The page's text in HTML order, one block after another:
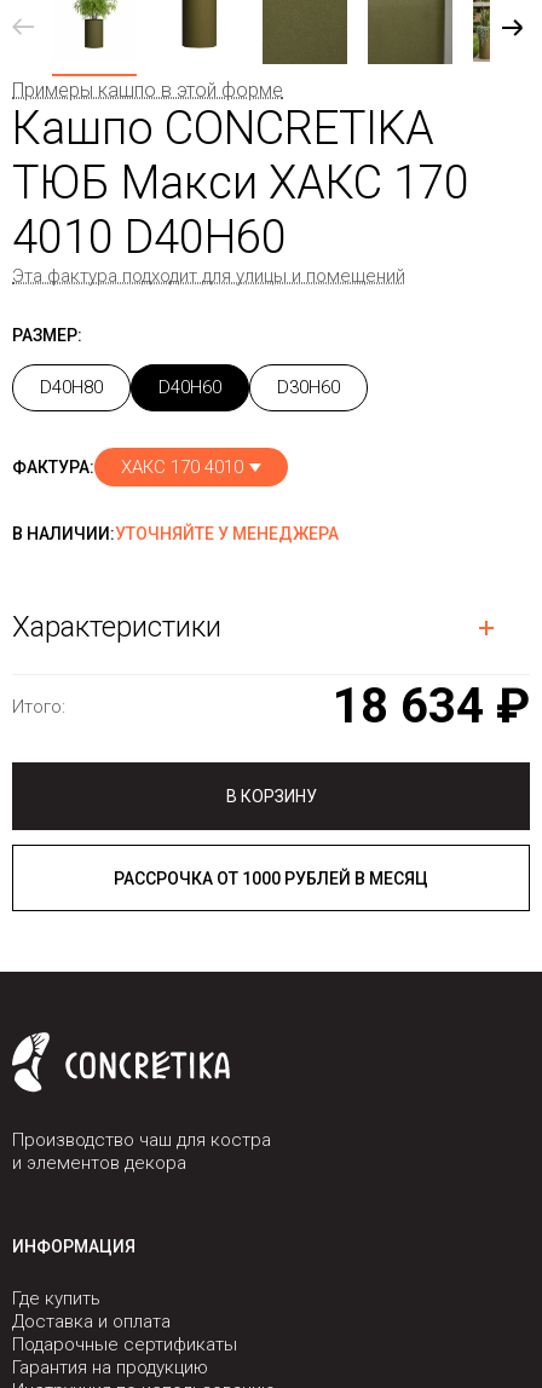
Примеры кашпо в этой форме
Кашпо CONCRETIKA
ТЮБ Макси ХАКС 170
4010 D40H60
Эта фактура подходит для улицы и помещений
РАЗМЕР:
D40H80 D40H60 D30H60
ФАКТУРА: ХАКС 170 4010
В НАЛИЧИИ:УТОЧНЯЙТЕ У МЕНЕДЖЕРА
Характеристики
Итого: 18 634 ₽
В КОРЗИНУ
РАССРОЧКА ОТ 1000 РУБЛЕЙ В МЕСЯЦ
Производство чаш для костра
и элементов декора
ИНФОРМАЦИЯ
Где купить
Доставка и оплата
Подарочные сертификаты
Гарантия на продукцию